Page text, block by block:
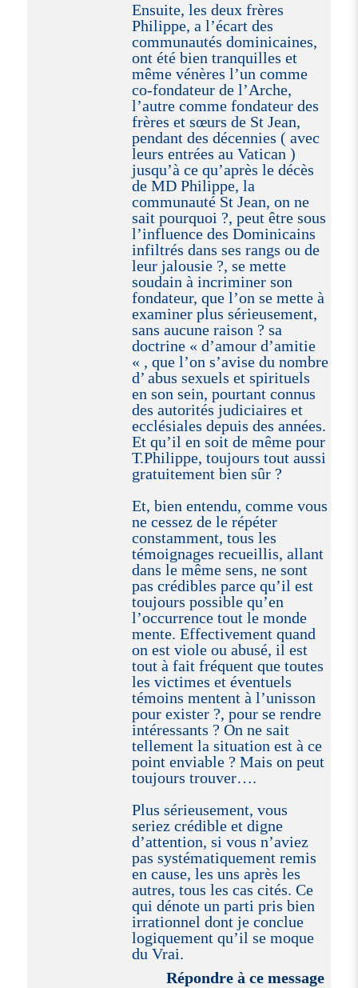
Ensuite, les deux frères
Philippe, a l’écart des
communautés dominicaines,
ont été bien tranquilles et
même vénères l’un comme
co-fondateur de l’Arche,
l’autre comme fondateur des
frères et sœurs de St Jean,
pendant des décennies ( avec
leurs entrées au Vatican )
jusqu’à ce qu’après le décès
de MD Philippe, la
communauté St Jean, on ne
sait pourquoi ?, peut être sous
l’influence des Dominicains
infiltrés dans ses rangs ou de
leur jalousie ?, se mette
soudain à incriminer son
fondateur, que l’on se mette à
examiner plus sérieusement,
sans aucune raison ? sa
doctrine « d’amour d’amitie
« , que l’on s’avise du nombre
d’ abus sexuels et spirituels
en son sein, pourtant connus
des autorités judiciaires et
ecclésiales depuis des années.
Et qu’il en soit de même pour
T.Philippe, toujours tout aussi
gratuitement bien sûr ?
Et, bien entendu, comme vous
ne cessez de le répéter
constamment, tous les
témoignages recueillis, allant
dans le même sens, ne sont
pas crédibles parce qu’il est
toujours possible qu’en
l’occurrence tout le monde
mente. Effectivement quand
on est viole ou abusé, il est
tout à fait fréquent que toutes
les victimes et éventuels
témoins mentent à l’unisson
pour exister ?, pour se rendre
intéressants ? On ne sait
tellement la situation est à ce
point enviable ? Mais on peut
toujours trouver….
Plus sérieusement, vous
seriez crédible et digne
d’attention, si vous n’aviez
pas systématiquement remis
en cause, les uns après les
autres, tous les cas cités. Ce
qui dénote un parti pris bien
irrationnel dont je conclue
logiquement qu’il se moque
du Vrai.
Répondre à ce message